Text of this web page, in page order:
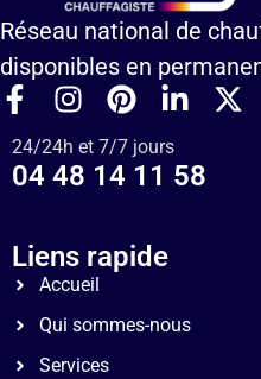
Réseau national de
disponibles en
24/24h et 7/7 jours
04 48 14 11 58
Liens rapide
Accueil
Qui sommes-nous
Services